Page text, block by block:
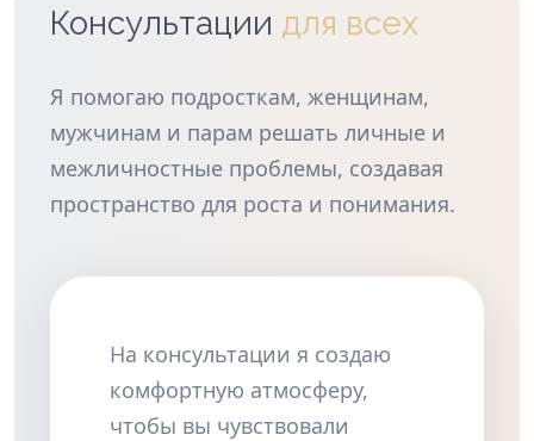
Консультации для всех
Я помогаю подросткам, женщинам,
мужчинам и парам решать личные и
межличностные проблемы, создавая
пространство для роста и понимания.
На консультации я создаю
комфортную атмосферу,
чтобы вы чувствовали